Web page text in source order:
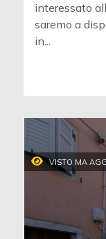
interessato
saremo a
in...
VISTO MA